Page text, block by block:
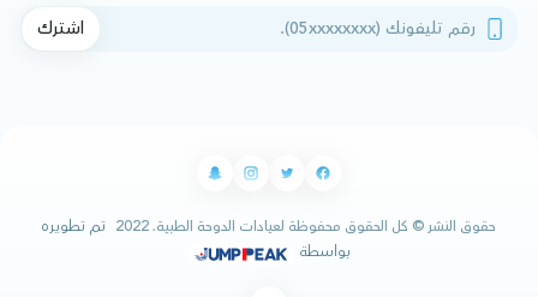
رقم تليفونك
اشترك
حقوق النشر © كل الحقوق محفوظة لعيادات الدوحة الطبية. 2022
تم تطويره
بواسطة